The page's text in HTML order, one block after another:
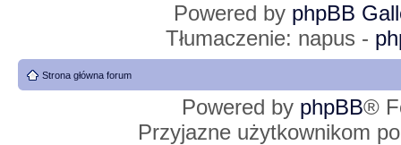
Powered by phpBB
Tłumaczenie: napus -
Strona główna forum
Powered by phpBB®
Przyjazne użytkownikom